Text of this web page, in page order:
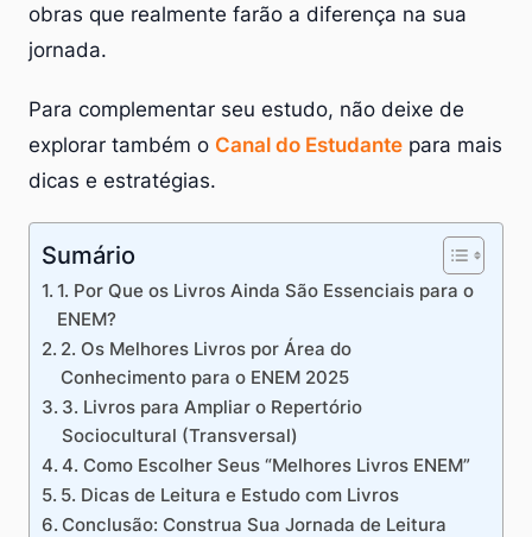
obras que realmente farão a diferença na sua
jornada.
Para complementar seu estudo, não deixe de
explorar também o Canal do Estudante para mais
dicas e estratégias.
Sumário
1. Por Que os Livros Ainda São Essenciais para o
ENEM?
2. Os Melhores Livros por Área do
Conhecimento para o ENEM 2025
3. Livros para Ampliar o Repertório
Sociocultural (Transversal)
4. Como Escolher Seus “Melhores Livros ENEM”
5. Dicas de Leitura e Estudo com Livros
Conclusão: Construa Sua Jornada de Leitura